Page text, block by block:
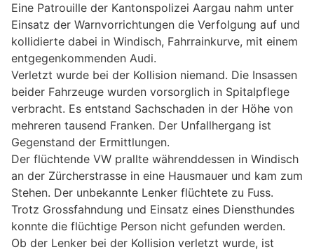
Eine Patrouille der Kantonspolizei Aargau nahm unter
Einsatz der Warnvorrichtungen die Verfolgung auf und
kollidierte dabei in Windisch, Fahrrainkurve, mit einem
entgegenkommenden Audi.
Verletzt wurde bei der Kollision niemand. Die Insassen
beider Fahrzeuge wurden vorsorglich in Spitalpflege
verbracht. Es entstand Sachschaden in der Höhe von
mehreren tausend Franken. Der Unfallhergang ist
Gegenstand der Ermittlungen.
Der flüchtende VW prallte währenddessen in Windisch
an der Zürcherstrasse in eine Hausmauer und kam zum
Stehen. Der unbekannte Lenker flüchtete zu Fuss.
Trotz Grossfahndung und Einsatz eines Diensthundes
konnte die flüchtige Person nicht gefunden werden.
Ob der Lenker bei der Kollision verletzt wurde, ist